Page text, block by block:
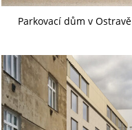
Parkovací dům v Ostravě